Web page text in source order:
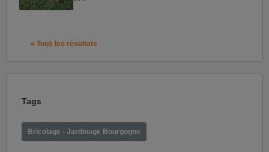
« Tous les résultats
Tags
Bricolage - Jardinage Bourgogne